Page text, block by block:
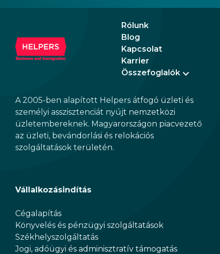
the newer, plastic one, it will expire as of
Rólunk
Blog
Kapcsolat
Karrier
Összefoglalók
A 2005-ben alapított Helpers átfogó üzleti és
személyi asszisztenciát nyújt nemzetközi
üzletembereknek. Magyarországon piacvezető
az üzleti, bevándorlási és relokációs
szolgáltatások területén.
Vállalkozásindítás
Cégalapítás
Könyvelés és pénzügyi szolgáltatások
Székhelyszolgáltatás
Jogi, adóügyi és adminisztratív támogatás